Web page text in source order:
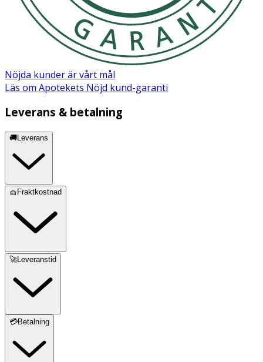
Nöjda kunder är vårt mål
Läs om Apotekets Nöjd kund-garanti
Leverans & betalning
🚚Leverans
🧺Fraktkostnad
🚀Leveranstid
💳Betalning